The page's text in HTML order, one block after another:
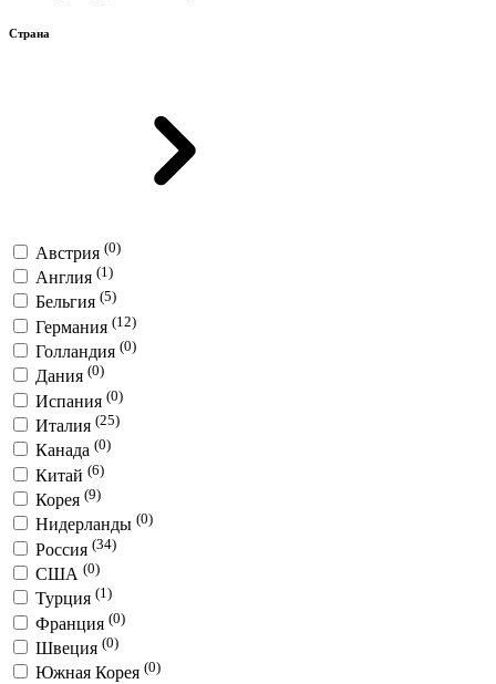
Страна
Австрия (0)
Англия (1)
Бельгия (5)
Германия (12)
Голландия (0)
Дания (0)
Испания (0)
Италия (25)
Канада (0)
Китай (6)
Корея (9)
Нидерланды (0)
Россия (34)
США (0)
Турция (1)
Франция (0)
Швеция (0)
Южная Корея (0)